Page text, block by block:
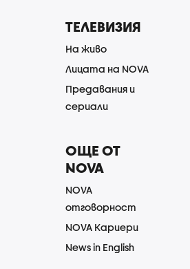
ТЕЛЕВИЗИЯ
На живо
Лицата на NOVA
Предавания и
сериали
ОЩЕ ОТ
NOVA
NOVA
отговорност
NOVA Кариери
News in English